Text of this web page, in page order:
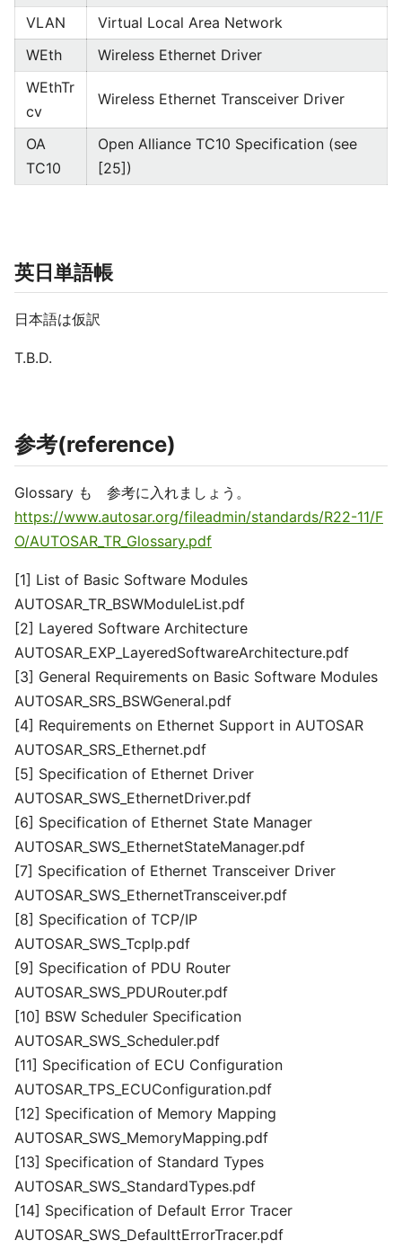
VLAN
Virtual Local Area Network
WEth
Wireless Ethernet Driver
WEthTr
cv
Wireless Ethernet Transceiver Driver
OA
TC10
Open Alliance TC10 Specification (see
[25])
英日単語帳
日本語は仮訳
T.B.D.
参考(reference)
Glossary も 参考に入れましょう。
https://www.autosar.org/fileadmin/standards/R22-11/F
O/AUTOSAR_TR_Glossary.pdf
[1] List of Basic Software Modules
AUTOSAR_TR_BSWModuleList.pdf
[2] Layered Software Architecture
AUTOSAR_EXP_LayeredSoftwareArchitecture.pdf
[3] General Requirements on Basic Software Modules
AUTOSAR_SRS_BSWGeneral.pdf
[4] Requirements on Ethernet Support in AUTOSAR
AUTOSAR_SRS_Ethernet.pdf
[5] Specification of Ethernet Driver
AUTOSAR_SWS_EthernetDriver.pdf
[6] Specification of Ethernet State Manager
AUTOSAR_SWS_EthernetStateManager.pdf
[7] Specification of Ethernet Transceiver Driver
AUTOSAR_SWS_EthernetTransceiver.pdf
[8] Specification of TCP/IP
AUTOSAR_SWS_TcpIp.pdf
[9] Specification of PDU Router
AUTOSAR_SWS_PDURouter.pdf
[10] BSW Scheduler Specification
AUTOSAR_SWS_Scheduler.pdf
[11] Specification of ECU Configuration
AUTOSAR_TPS_ECUConfiguration.pdf
[12] Specification of Memory Mapping
AUTOSAR_SWS_MemoryMapping.pdf
[13] Specification of Standard Types
AUTOSAR_SWS_StandardTypes.pdf
[14] Specification of Default Error Tracer
AUTOSAR_SWS_DefaulttErrorTracer.pdf